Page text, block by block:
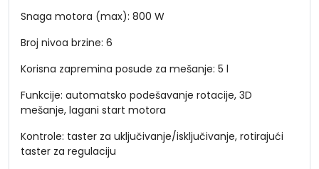
Snaga motora (max): 800 W
Broj nivoa brzine: 6
Korisna zapremina posude za mešanje: 5 l
Funkcije: automatsko podešavanje rotacije, 3D
mešanje, lagani start motora
Kontrole: taster za uključivanje/isključivanje, rotirajući
taster za regulaciju